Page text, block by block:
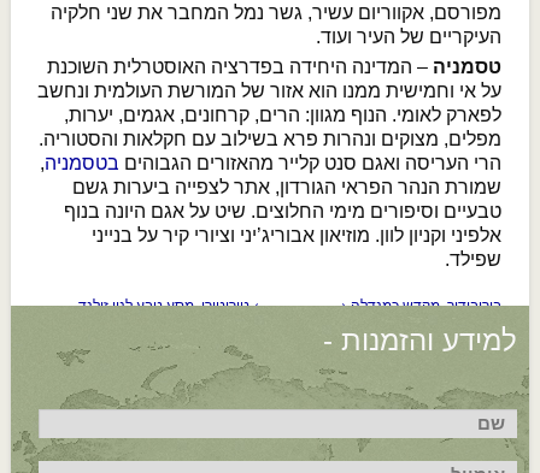
מפורסם, אקווריום עשיר, גשר נמל המחבר את שני חלקיה
העיקריים של העיר ועוד.
טסמניה – המדינה היחידה בפדרציה האוסטרלית השוכנת
על אי וחמישית ממנו הוא אזור של המורשת העולמית ונחשב
לפארק לאומי. הנוף מגוון: הרים, קרחונים, אגמים, יערות,
מפלים, מצוקים ונהרות פרא בשילוב עם חקלאות והסטוריה.
הרי העריסה ואגם סנט קלייר מהאזורים הגבוהים בטסמניה,
שמורת הנהר הפראי הגורדון, אתר לצפייה ביערות גשם
טבעיים וסיפורים מימי החלוצים. שיט על אגם היונה בנוף
אלפיני וקניון לוון. מוזיאון אבוריג’יני וציורי קיר על בנייני
שפילד.
←טיריטירי, מסע טבע לניו זילנד בורובודור, מקדש כמנדלה→
למידע והזמנות -